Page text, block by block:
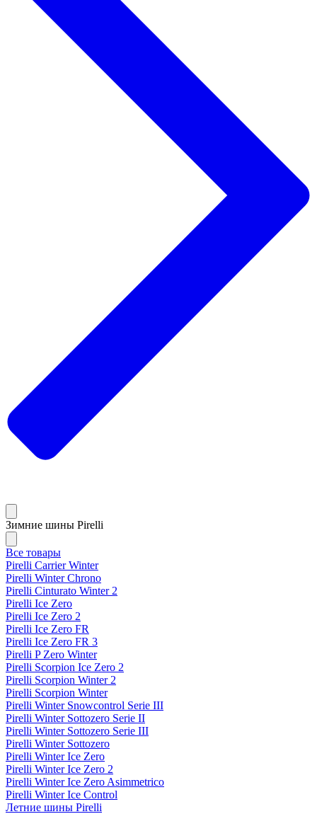
Зимние шины Pirelli
Все товары
Pirelli Carrier Winter
Pirelli Winter Chrono
Pirelli Cinturato Winter 2
Pirelli Ice Zero
Pirelli Ice Zero 2
Pirelli Ice Zero FR
Pirelli Ice Zero FR 3
Pirelli P Zero Winter
Pirelli Scorpion Ice Zero 2
Pirelli Scorpion Winter 2
Pirelli Scorpion Winter
Pirelli Winter Snowcontrol Serie III
Pirelli Winter Sottozero Serie II
Pirelli Winter Sottozero Serie III
Pirelli Winter Sottozero
Pirelli Winter Ice Zero
Pirelli Winter Ice Zero 2
Pirelli Winter Ice Zero Asimmetrico
Pirelli Winter Ice Control
Летние шины Pirelli